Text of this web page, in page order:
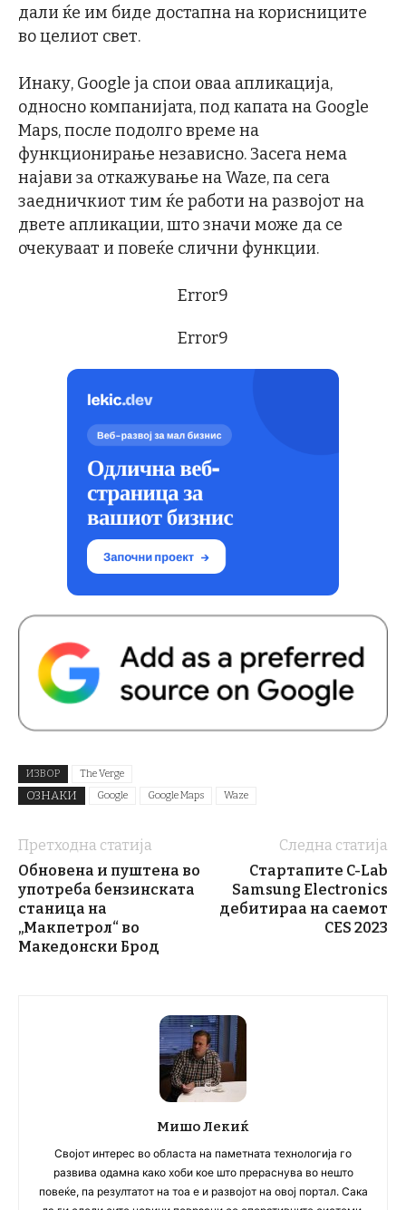
дали ќе им биде достапна на корисниците
во целиот свет.
Инаку, Google ја спои оваа апликација,
односно компанијата, под капата на Google
Maps, после подолго време на
функционирање независно. Засега нема
најави за откажување на Waze, па сега
заедничкиот тим ќе работи на развојот на
двете апликации, што значи може да се
очекуваат и повеќе слични функции.
Error9
Error9
ИЗВОР The Verge
ОЗНАКИ Google Google Maps Waze
Претходна статија
Обновена и пуштена во
употреба бензинската
станица на
„Макпетрол“ во
Македонски Брод
Следна статија
Стартапите C-Lab
Samsung Electronics
дебитираа на саемот
CES 2023
Мишо Лекиќ
Својот интерес во областа на паметната технологија го
развива одамна како хоби кое што прераснува во нешто
повеќе, па резултатот на тоа е и развојот на овој портал. Сака